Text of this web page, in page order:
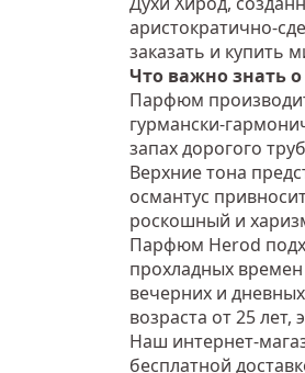
аристократично-
заказать и купить
Что важно знать о
Парфюм
гурмански-
запах дорогого
Верхние тона
османтус
роскошный и
Парфюм Herod
прохладных
вечерних и
возраста от 25
Наш интернет-
бесплатной